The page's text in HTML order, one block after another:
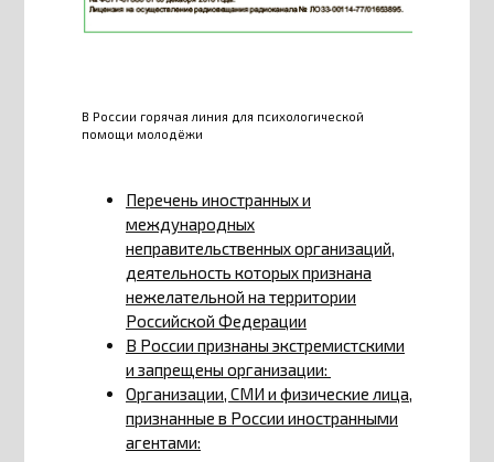
В России горячая линия для психологической
помощи молодёжи
Перечень иностранных и
международных
неправительственных организаций,
деятельность которых признана
нежелательной на территории
Российской Федерации
В России признаны экстремистскими
и запрещены организации:
Организации, СМИ и физические лица,
признанные в России иностранными
агентами: